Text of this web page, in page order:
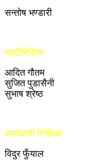
सन्तोष भण्डारी
मल्टीमिडिया
आदित गौतम
सुजित पुडासैनी
सुभाष श्रेष्ठ
कार्यकारी निर्देशक
विदुर फुँयाल